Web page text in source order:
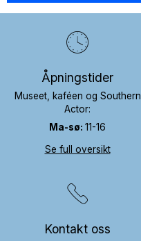
Åpningstider
Museet, kaféen og Southern
Actor:
Ma-sø: 11-16
Se full oversikt
Kontakt oss